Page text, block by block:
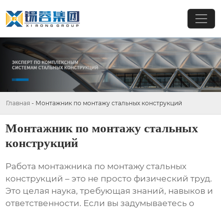
Главная - Монтажник по монтажу стальных конструкций
Монтажник по монтажу стальных
конструкций
Работа монтажника по монтажу стальных
конструкций – это не просто физический труд.
Это целая наука, требующая знаний, навыков и
ответственности. Если вы задумываетесь о